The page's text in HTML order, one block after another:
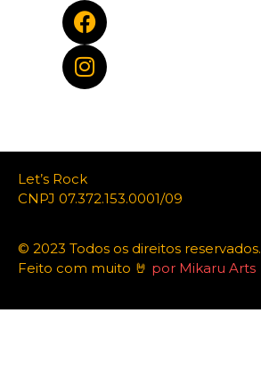
Let’s Rock
CNPJ 07.372.153.0001/09
© 2023 Todos os direitos reservados.
Feito com muito 🤘 por Mikaru Arts